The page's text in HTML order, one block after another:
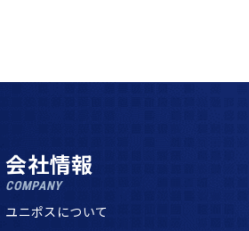
会社情報
COMPANY
ユニポスについて